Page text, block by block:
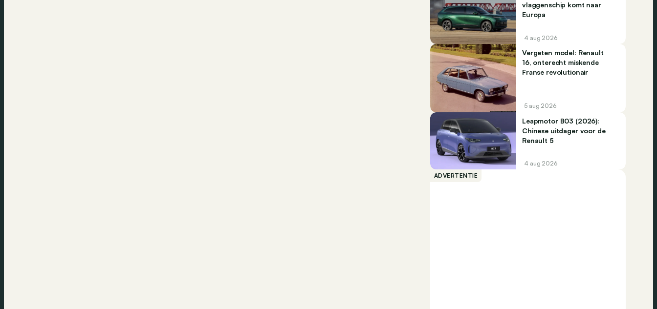
vlaggenschip komt naar
Europa
4 aug 2026
Vergeten model: Renault
16, onterecht miskende
Franse revolutionair
5 aug 2026
Leapmotor B03 (2026):
Chinese uitdager voor de
Renault 5
4 aug 2026
ADVERTENTIE